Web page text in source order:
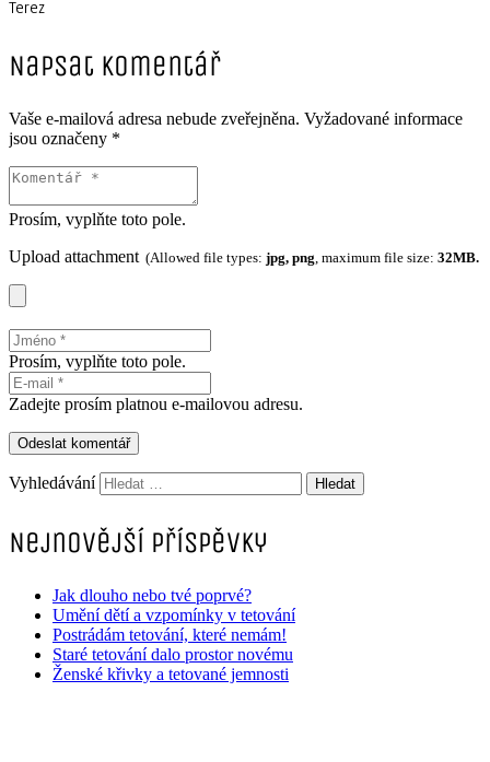
Terez
Napsat komentář
Vaše e-mailová adresa nebude zveřejněna. Vyžadované informace
jsou označeny *
Prosím, vyplňte toto pole.
Upload attachment(Allowed file types: jpg, png, maximum file size: 32MB.
Prosím, vyplňte toto pole.
Zadejte prosím platnou e-mailovou adresu.
Odeslat komentář
Vyhledávání
Nejnovější příspěvky
Jak dlouho nebo tvé poprvé?
Umění dětí a vzpomínky v tetování
Postrádám tetování, které nemám!
Staré tetování dalo prostor novému
Ženské křivky a tetované jemnosti